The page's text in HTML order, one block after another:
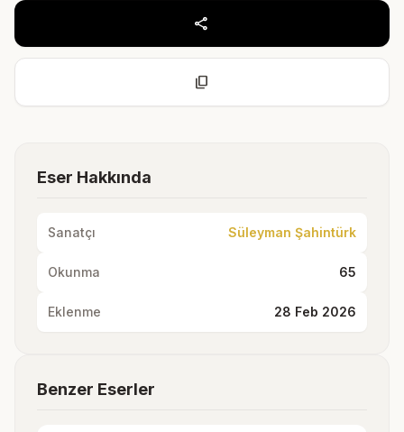
share
content_copy
Eser Hakkında
Sanatçı Süleyman Şahintürk
Okunma 65
Eklenme 28 Feb 2026
Benzer Eserler